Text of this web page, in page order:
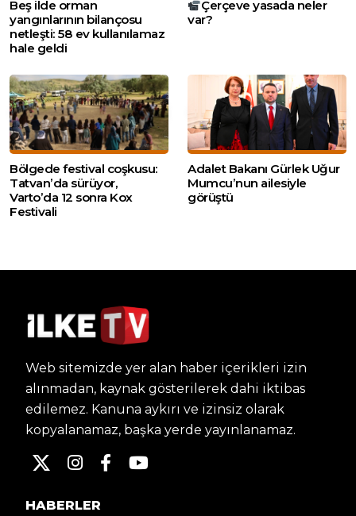
Beş ilde orman
yangınlarının bilançosu
netleşti: 58 ev kullanılamaz
hale geldi
Çerçeve yasada neler
var?
Bölgede festival coşkusu:
Tatvan’da sürüyor,
Varto’da 12 sonra Kox
Festivali
Adalet Bakanı Gürlek Uğur
Mumcu’nun ailesiyle
görüştü
Web sitemizde yer alan haber içerikleri izin
alınmadan, kaynak gösterilerek dahi iktibas
edilemez. Kanuna aykırı ve izinsiz olarak
kopyalanamaz, başka yerde yayınlanamaz.
HABERLER